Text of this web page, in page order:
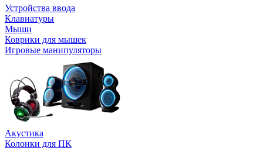
Устройства ввода
Клавиатуры
Мыши
Коврики для мышек
Игровые манипуляторы
Акустика
Колонки для ПК